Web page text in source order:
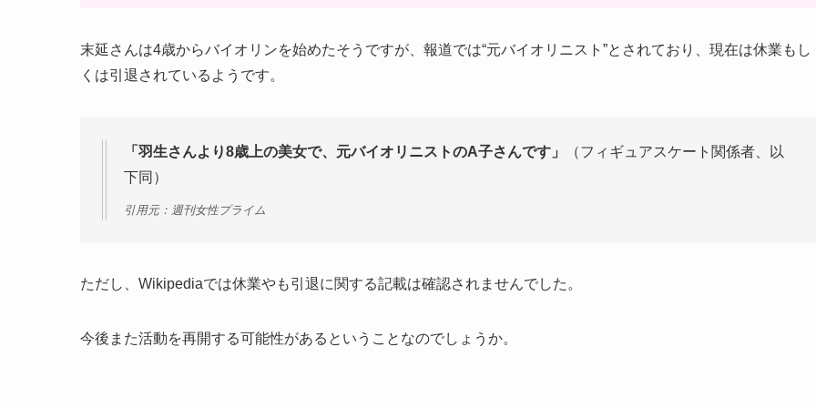
末延さんは4歳からバイオリンを始めたそうですが、報道では“元バイオリニスト”とされており、現在は休業もし
くは引退されているようです。
「羽生さんより8歳上の美女で、元バイオリニストのA子さんです」
（フィギュアスケート関係者、以
下同）
引用元：週刊女性プライム
ただし、Wikipediaでは休業やも引退に関する記載は確認されませんでした。
今後また活動を再開する可能性があるということなのでしょうか。